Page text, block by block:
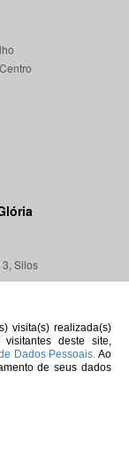
visita(s) realizada(s)
deste site,
Dados Pessoais. Ao
de seus dados
Silos